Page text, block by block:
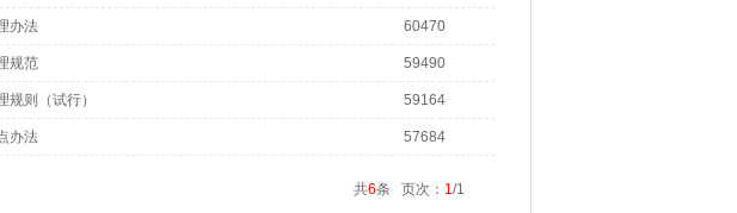
办法 60470
规范 59490
则（试行） 59164
办法 57684
共6条 页次： 1/1